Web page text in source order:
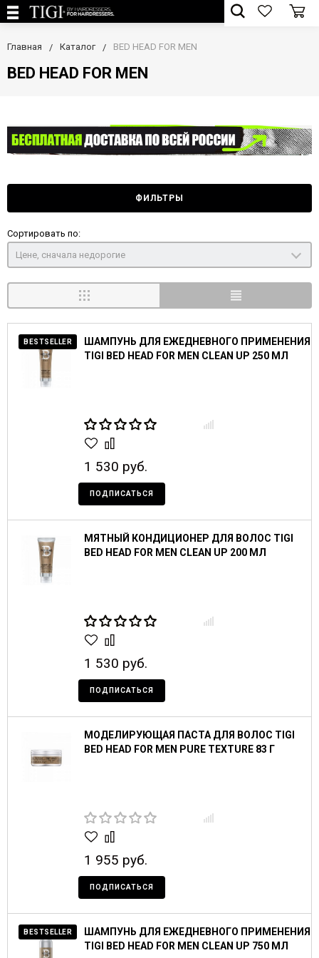
Главная Каталог BED HEAD FOR MEN
BED HEAD FOR MEN
ФИЛЬТРЫ
Сортировать по:
Цене, сначала недорогие
BESTSELLER
ШАМПУНЬ ДЛЯ ЕЖЕДНЕВНОГО ПРИМЕНЕНИЯ
TIGI BED HEAD FOR MEN CLEAN UP 250 МЛ
1 530 руб.
ПОДПИСАТЬСЯ
МЯТНЫЙ КОНДИЦИОНЕР ДЛЯ ВОЛОС TIGI
BED HEAD FOR MEN CLEAN UP 200 МЛ
1 530 руб.
ПОДПИСАТЬСЯ
МОДЕЛИРУЮЩАЯ ПАСТА ДЛЯ ВОЛОС TIGI
BED HEAD FOR MEN PURE TEXTURE 83 Г
1 955 руб.
ПОДПИСАТЬСЯ
BESTSELLER
ШАМПУНЬ ДЛЯ ЕЖЕДНЕВНОГО ПРИМЕНЕНИЯ
TIGI BED HEAD FOR MEN CLEAN UP 750 МЛ